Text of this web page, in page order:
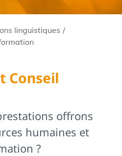
linguistiques /
Conseil
offrons
humaines et
?